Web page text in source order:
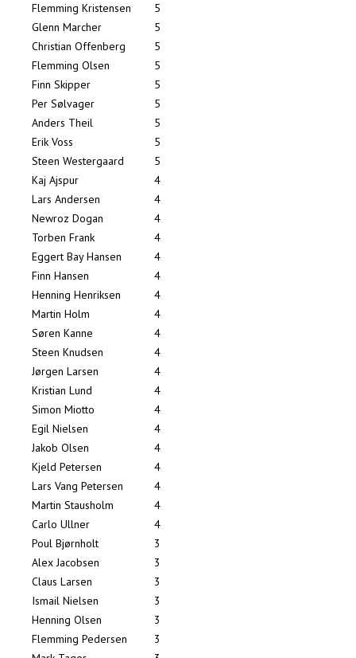
Flemming Kristensen
5
Glenn Marcher
5
Christian Offenberg
5
Flemming Olsen
5
Finn Skipper
5
Per Sølvager
5
Anders Theil
5
Erik Voss
5
Steen Westergaard
5
Kaj Ajspur
4
Lars Andersen
4
Newroz Dogan
4
Torben Frank
4
Eggert Bay Hansen
4
Finn Hansen
4
Henning Henriksen
4
Martin Holm
4
Søren Kanne
4
Steen Knudsen
4
Jørgen Larsen
4
Kristian Lund
4
Simon Miotto
4
Egil Nielsen
4
Jakob Olsen
4
Kjeld Petersen
4
Lars Vang Petersen
4
Martin Stausholm
4
Carlo Ullner
4
Poul Bjørnholt
3
Alex Jacobsen
3
Claus Larsen
3
Ismail Nielsen
3
Henning Olsen
3
Flemming Pedersen
3